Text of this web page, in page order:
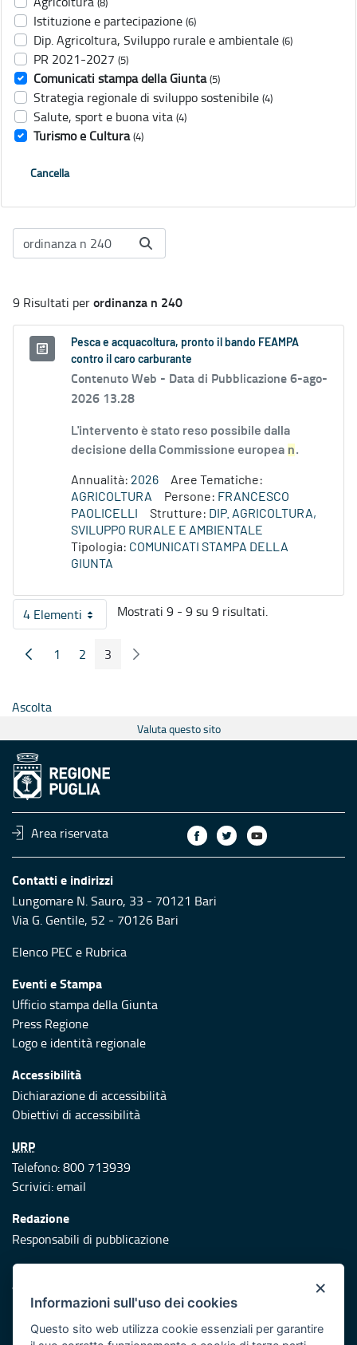
Istituzione e partecipazione (6)
Dip. Agricoltura, Sviluppo rurale e ambientale (6)
PR 2021-2027 (5)
Comunicati stampa della Giunta (5)
Strategia regionale di sviluppo sostenibile (4)
Salute, sport e buona vita (4)
Turismo e Cultura (4)
Cancella
9 Risultati perordinanza n 240
Pesca e acquacoltura, pronto il bando FEAMPA
contro il caro carburante
Contenuto Web - Data di Pubblicazione 6-ago-
2026 13.28
L'intervento è stato reso possibile dalla
decisione della Commissione europea n.
Annualità: 2026
Aree Tematiche:
AGRICOLTURA
Persone: FRANCESCO
PAOLICELLI
Strutture: DIP. AGRICOLTURA,
SVILUPPO RURALE E AMBIENTALE
Tipologia: COMUNICATI STAMPA DELLA
GIUNTA
4 ElementiPer pagina
Mostrati 9 - 9 su 9 risultati.
Pagina Precedente
Pagina
1 Pagina
2 Pagina
3 Pagina Seguente
Ascolta
Valuta questo sito
Area riservata
Contatti e indirizzi
Lungomare N. Sauro, 33 - 70121 Bari
Via G. Gentile, 52 - 70126 Bari
Elenco PEC e Rubrica
Eventi e Stampa
Ufficio stampa della Giunta
Press Regione
Logo e identità regionale
Accessibilità
Dichiarazione di accessibilità
Obiettivi di accessibilità
URP
Telefono: 800 713939
Scrivici:email
Redazione
Responsabili di pubblicazione
Protezione civile
Vai al sito di Protezione Civile Puglia
Iniziativa finanziata con risorse del POR Puglia 2014/2020 -
×
Informazioni sull'uso dei cookies
Questo sito web utilizza cookie essenziali per garantire